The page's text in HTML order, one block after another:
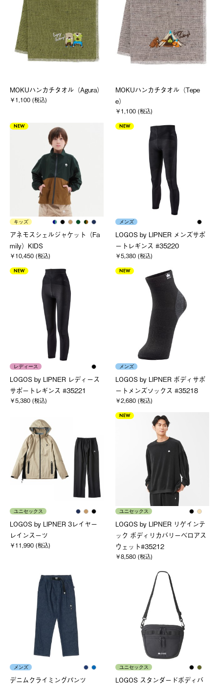
MOKUハンカチタオル（Agura）
￥1,100 (税込)
MOKUハンカチタオル（Tepe
e）
￥1,100 (税込)
NEW
キッズ
アネモスシェルジャケット（Fa
mily）KIDS
￥10,450 (税込)
NEW
メンズ
LOGOS by LIPNER メンズサポ
ートレギンス #35220
￥5,380 (税込)
NEW
レディース
LOGOS by LIPNER レディース
サポートレギンス #35221
￥5,380 (税込)
NEW
メンズ
LOGOS by LIPNER ボディサポ
ートメンズソックス #35218
￥2,680 (税込)
ユニセックス
LOGOS by LIPNER 3レイヤー
レインスーツ
￥11,990 (税込)
NEW
ユニセックス
LOGOS by LIPNER リゲインテ
ック ボディリカバリーベロアス
ウェット#35212
￥8,580 (税込)
メンズ
デニムクライミングパンツ
ユニセックス
LOGOS スタンダードボディバ